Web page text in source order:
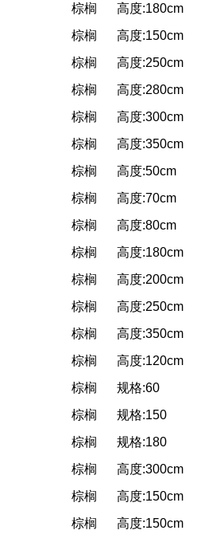
棕榈
高度:180cm
棕榈
高度:150cm
棕榈 高度:250cm
棕榈
高度:280cm
棕榈
高度:300cm
棕榈
高度:350cm
棕榈
高度:50cm
棕榈 高度:70cm
棕榈
高度:80cm
棕榈
高度:180cm
棕榈
高度:200cm
棕榈
高度:250cm
棕榈
高度:350cm
棕榈
高度:120cm
棕榈
规格:60
棕榈 规格:150
棕榈
规格:180
棕榈
高度:300cm
棕榈
高度:150cm
棕榈 高度:150cm